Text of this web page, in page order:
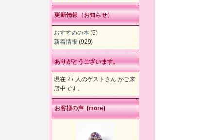
更新情報（お知らせ）
おすすめの本 (5)
新着情報 (929)
ありがとうございます。
現在 27 人のゲストさん がご来
店中です。
お客様の声 [more]